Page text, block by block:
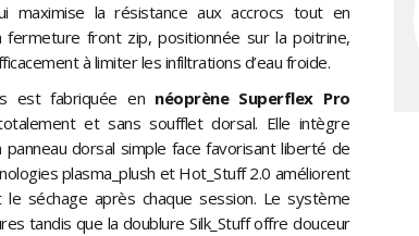
maximise la résistance aux accrocs tout en
fermeture front zip, positionnée sur la poitrine,
à limiter les infiltrations d’eau froide.
est fabriquée en néoprène Superflex Pro
et sans soufflet dorsal. Elle intègre
dorsal simple face favorisant liberté de
plasma_plush et Hot_Stuff 2.0 améliorent
séchage après chaque session. Le système
tandis que la doublure Silk_Stuff offre douceur